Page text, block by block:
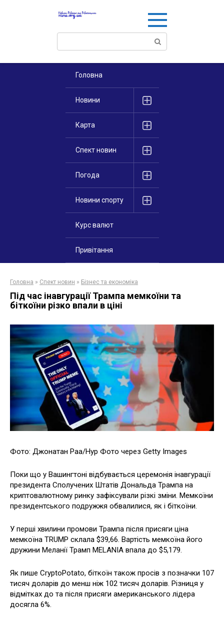
Поиск:
Головна
Новини
Карта
Спект новин
Погода
Новини спорту
Курс валют
Привітання
Головна » Спект новин » Бізнес та економіка
Під час інавгурації Трампа мемкоїни та
біткоїни різко впали в ціні
Фото: Джонатан Раа/Нур Фото через Getty Images
Поки що у Вашингтоні відбувається церемонія інавгурації
президента Сполучених Штатів Дональда Трампа на
криптовалютному ринку зафіксували різкі зміни. Мемкоїни
президентського подружжя обвалилися, як і біткоїни.
У перші хвилини промови Трампа після присяги ціна
мемкоїна TRUMP склала $39,66. Вартість мемкоїна його
дружини Меланії Трамп MELANIA впала до $5,179.
Як пише CryptoPotato, біткоїн також просів з позначки 107
тисяч доларів до менш ніж 102 тисяч доларів. Різниця у
відмітках до та після присяги американського лідера
досягла 6%.